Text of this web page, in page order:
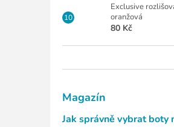
Exclusive
oranžová
80 Kč
Magazín
Jak správně vybrat boty